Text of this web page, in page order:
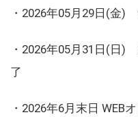
・2026年05月29日(金)
・2026年05月31日(日)
了
・2026年6月末日 WEB